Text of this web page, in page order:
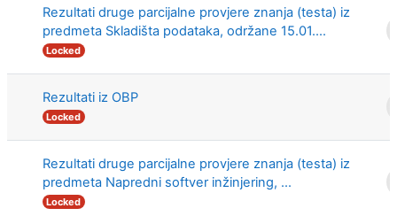
Rezultati druge parcijalne provjere znanja (testa) iz
predmeta Skladišta podataka, održane 15.01....
Locked
Rezultati iz OBP
Locked
Rezultati druge parcijalne provjere znanja (testa) iz
predmeta Napredni softver inžinjering, ...
Locked